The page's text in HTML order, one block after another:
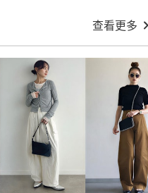
查看更多